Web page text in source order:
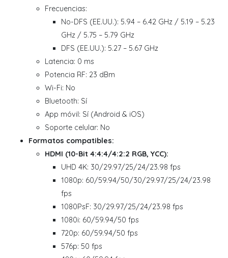
Frecuencias:
No-DFS (EE.UU.): 5.94 – 6.42 GHz / 5.19 – 5.23
GHz / 5.75 – 5.79 GHz
DFS (EE.UU.): 5.27 – 5.67 GHz
Latencia: 0 ms
Potencia RF: 23 dBm
Wi-Fi: No
Bluetooth: Sí
App móvil: Sí (Android & iOS)
Soporte celular: No
Formatos compatibles:
HDMI (10-Bit 4:4:4/4:2:2 RGB, YCC):
UHD 4K: 30/29.97/25/24/23.98 fps
1080p: 60/59.94/50/30/29.97/25/24/23.98
fps
1080PsF: 30/29.97/25/24/23.98 fps
1080i: 60/59.94/50 fps
720p: 60/59.94/50 fps
576p: 50 fps